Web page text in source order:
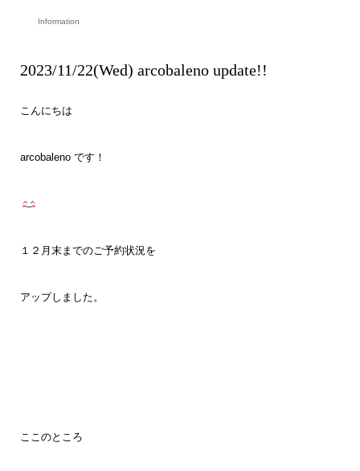
Information
2023/11/22(Wed) arcobaleno update!!
こんにちは
arcobaleno です！
１２月末までのご予約状況を
アップしました。
ここのところ